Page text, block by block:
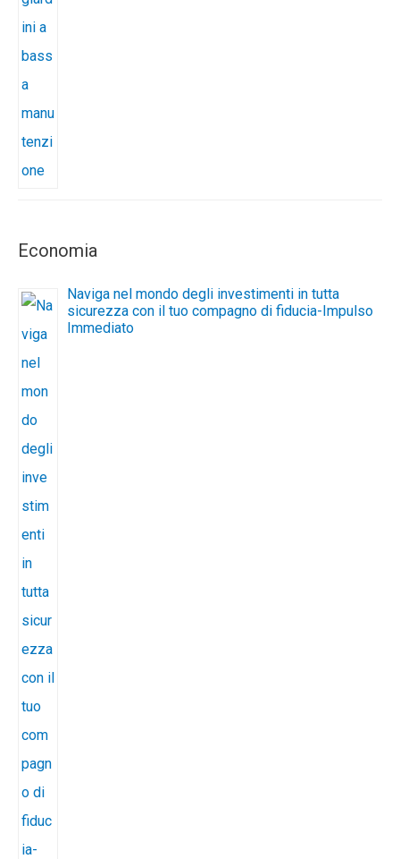
Economia
Naviga nel mondo degli investimenti in tutta
sicurezza con il tuo compagno di fiducia-Impulso
Immediato